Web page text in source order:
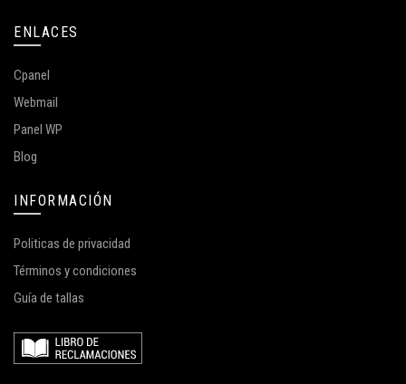
ENLACES
Cpanel
Webmail
Panel WP
Blog
INFORMACIÓN
Politicas de privacidad
Términos y condiciones
Guía de tallas